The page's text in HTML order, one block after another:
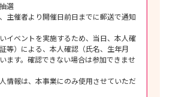
選
主催者より開催日前日までに郵送で通知
イベントを実施するため、当日、本人確
等）による、本人確認（氏名、生年月
ます。確認できない場合は参加できませ
情報は、本事業にのみ使用させていただ